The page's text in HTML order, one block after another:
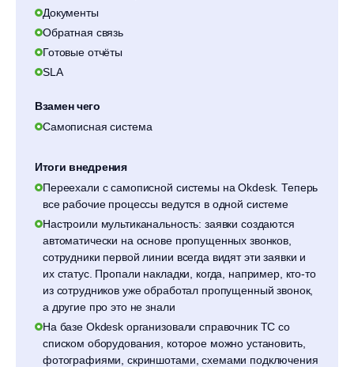
Документы
Обратная связь
Готовые отчёты
SLA
Взамен чего
Самописная система
Итоги внедрения
Переехали с самописной системы на Okdesk. Теперь
все рабочие процессы ведутся в одной системе
Настроили мультиканальность: заявки создаются
автоматически на основе пропущенных звонков,
сотрудники первой линии всегда видят эти заявки и
их статус. Пропали накладки, когда, например, кто-то
из сотрудников уже обработал пропущенный звонок,
а другие про это не знали
На базе Okdesk организовали справочник ТС со
списком оборудования, которое можно установить,
фотографиями, скриншотами, схемами подключения